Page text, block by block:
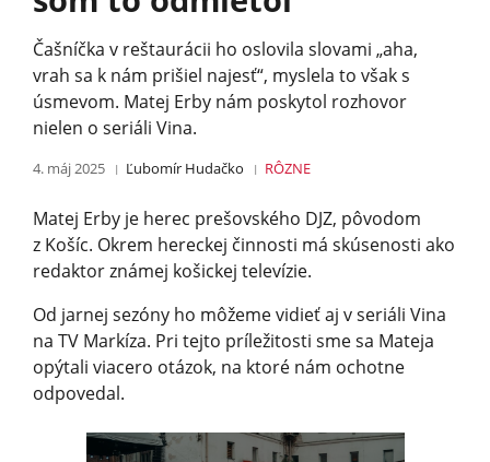
Čašníčka v reštaurácii ho oslovila slovami „aha,
vrah sa k nám prišiel najesť“, myslela to však s
úsmevom. Matej Erby nám poskytol rozhovor
nielen o seriáli Vina.
4. máj 2025 Ľubomír Hudačko RÔZNE
Matej Erby je herec prešovského DJZ, pôvodom
z Košíc. Okrem hereckej činnosti má skúsenosti ako
redaktor známej košickej televízie.
Od jarnej sezóny ho môžeme vidieť aj v seriáli Vina
na TV Markíza. Pri tejto príležitosti sme sa Mateja
opýtali viacero otázok, na ktoré nám ochotne
odpovedal.